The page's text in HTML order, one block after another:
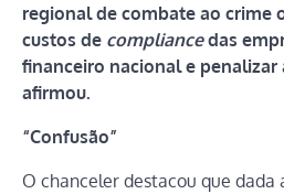
regional de combate ao crime
custos de compliancedas
financeiro nacional e penalizar
afirmou.
“Confusão”
O chanceler destacou que